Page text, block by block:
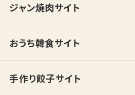
ジャン焼肉サイト
おうち韓食サイト
手作り餃子サイト